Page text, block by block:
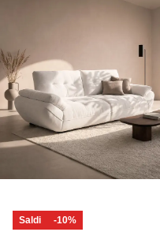
Saldi -10%